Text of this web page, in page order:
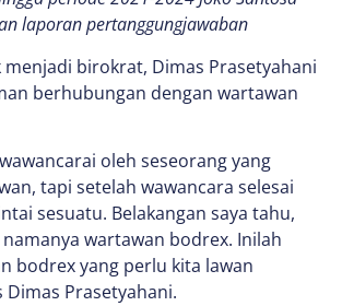
laporan pertanggungjawaban
menjadi birokrat, Dimas Prasetyahani
berhubungan dengan wartawan
oleh seseorang yang
tapi setelah wawancara selesai
sesuatu. Belakangan saya tahu,
wartawan bodrex. Inilah
bodrex yang perlu kita lawan
Dimas Prasetyahani.